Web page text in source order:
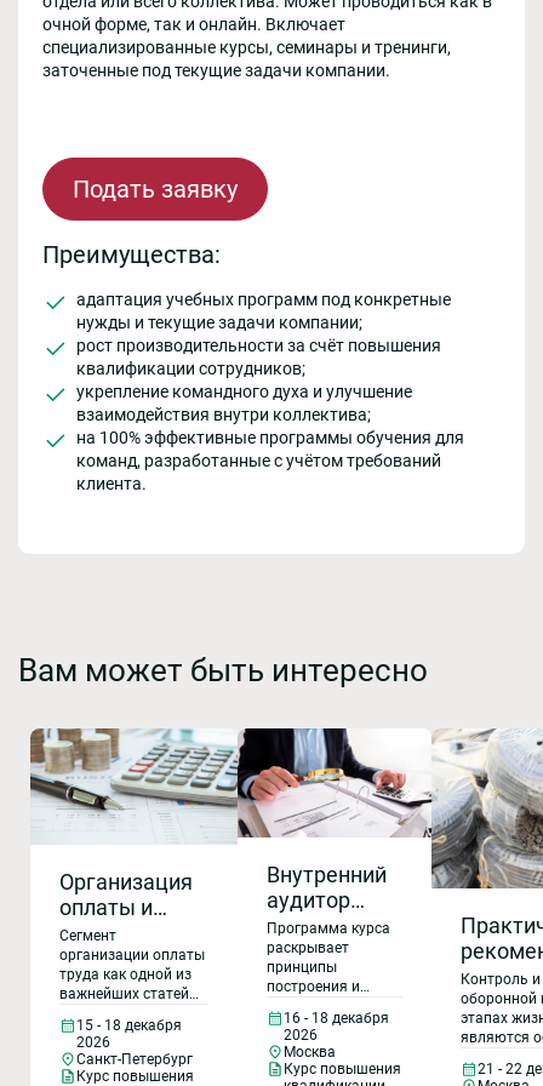
очной форме, так и онлайн. Включает
специализированные курсы, семинары и тренинги,
заточенные под текущие задачи компании.
Подать заявку
Преимущества:
адаптация учебных программ под конкретные
нужды и текущие задачи компании;
рост производительности за счёт повышения
квалификации сотрудников;
укрепление командного духа и улучшение
взаимодействия внутри коллектива;
на 100% эффективные программы обучения для
команд, разработанные с учётом требований
клиента.
Вам может быть интересно
Организация
оплаты и
нормирование
труда на
предприятии
Сегмент
организации оплаты
труда как одной из
важнейших статей
значимым не только
для проведения
контроля
15 - 18 декабря
2026
Санкт-Петербург
Курс повышения
Внутренний
аудитор
СМК (ГОСТ Р
ИСО 9001-
2015, ГОСТ
РВ 0015-002-
2020).
Организация
и порядок
Программа курса
раскрывает
принципы
построения и
системы
менеджмента
качества, состав
16 - 18 декабря
2026
Москва
Курс повышения
Контроль
оборонной
этапах
являются
21 - 22